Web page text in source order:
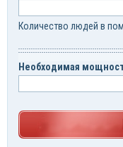
Количество людей в
Необходимая